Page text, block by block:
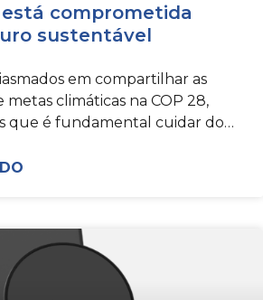
comprometida
sustentável
em compartilhar as
metas climáticas na COP 28,
que é fundamental cuidar do